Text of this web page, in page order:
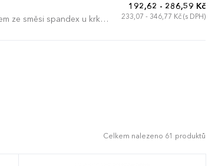
ze směsi spandex u krku
192,62 - 286,59 Kč
233,07 - 346,77 Kč (s DPH)
Celkem nalezeno 61 produktů